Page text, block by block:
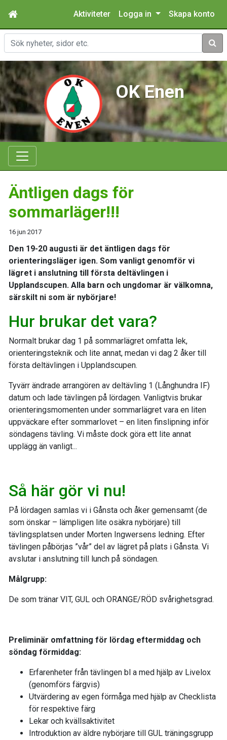
Aktiviteter Logga in Skapa konto
Sök
OK Enen
Äntligen dags för
sommarläger!!!
16 jun 2017
Den 19-20 augusti är det äntligen dags för
orienteringsläger igen. Som vanligt genomför vi
lägret i anslutning till första deltävlingen i
Upplandscupen. Alla barn och ungdomar är välkomna,
särskilt ni som är nybörjare!
Hur brukar det vara?
Normalt brukar dag 1 på sommarlägret omfatta lek,
orienteringsteknik och lite annat, medan vi dag 2 åker till
första deltävlingen i Upplandscupen.
Tyvärr ändrade arrangören av deltävling 1 (Långhundra IF)
datum och lade tävlingen på lördagen. Vanligtvis brukar
orienteringsmomenten under sommarlägret vara en liten
uppväckare efter sommarlovet – en liten finslipning inför
söndagens tävling. Vi måste dock göra ett lite annat
upplägg än vanligt...
Så här gör vi nu!
På lördagen samlas vi i Gånsta och åker gemensamt (de
som önskar – lämpligen lite osäkra nybörjare) till
tävlingsplatsen under Morten Ingwersens ledning. Efter
tävlingen påbörjas ”vår” del av lägret på plats i Gånsta. Vi
avslutar i anslutning till lunch på söndagen.
Målgrupp:
De som tränar VIT, GUL och ORANGE/RÖD svårighetsgrad.
Preliminär omfattning för lördag eftermiddag och
söndag förmiddag:
Erfarenheter från tävlingen bl a med hjälp av Livelox
(genomförs färgvis)
Utvärdering av egen förmåga med hjälp av Checklista
för respektive färg
Lekar och kvällsaktivitet
Introduktion av äldre nybörjare till GUL träningsgrupp